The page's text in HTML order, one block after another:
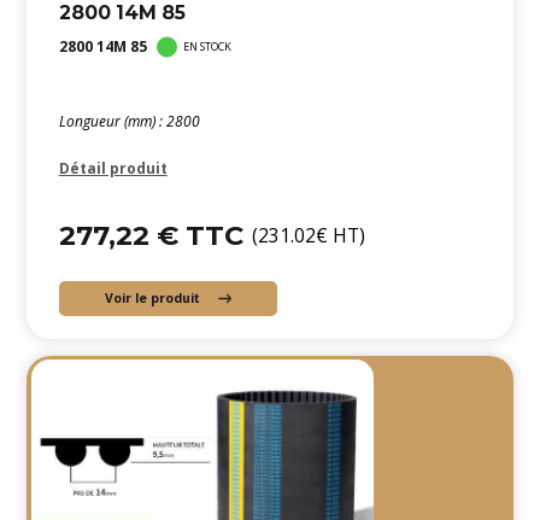
2800 14M 85
2800 14M 85 EN STOCK
Longueur (mm) : 2800
Détail produit
277,22 € TTC (231.02€ HT)
Voir le produit